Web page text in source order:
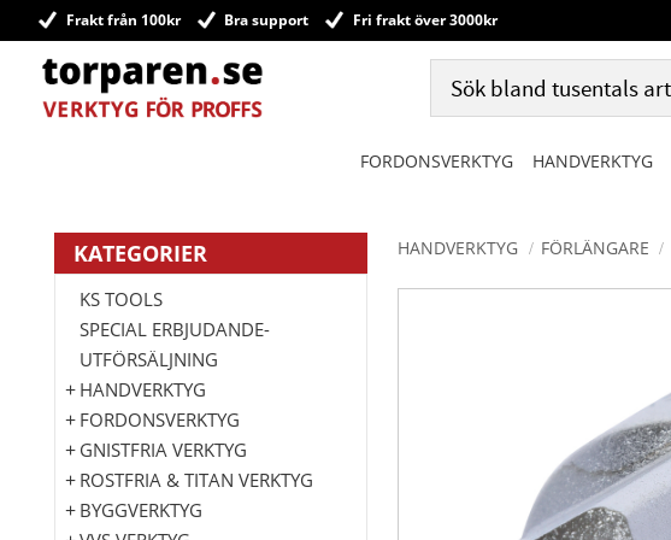
Frakt från 100kr Bra support Fri frakt över 3000kr
FORDONSVERKTYG HANDVERKTYG
HANDVERKTYG FÖRLÄNGARE
KATEGORIER
KS TOOLS
SPECIAL ERBJUDANDE-
UTFÖRSÄLJNING
HANDVERKTYG
FORDONSVERKTYG
GNISTFRIA VERKTYG
ROSTFRIA & TITAN VERKTYG
BYGGVERKTYG